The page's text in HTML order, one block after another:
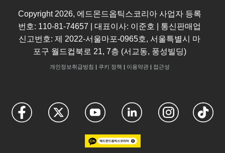
Copyright 2026, 에드몬드옵틱스코리아 사업자 등록
번호: 110-81-74657 | 대표이사: 이준호 | 통신판매업
신고번호: 제 2022-서울마포-0965호, 서울특별시 마
포구 월드컵북로 21, 7층 (서교동, 풍성빌딩)
개인정보취급방침 | 쿠키 정책 | 이용약관| 접근성